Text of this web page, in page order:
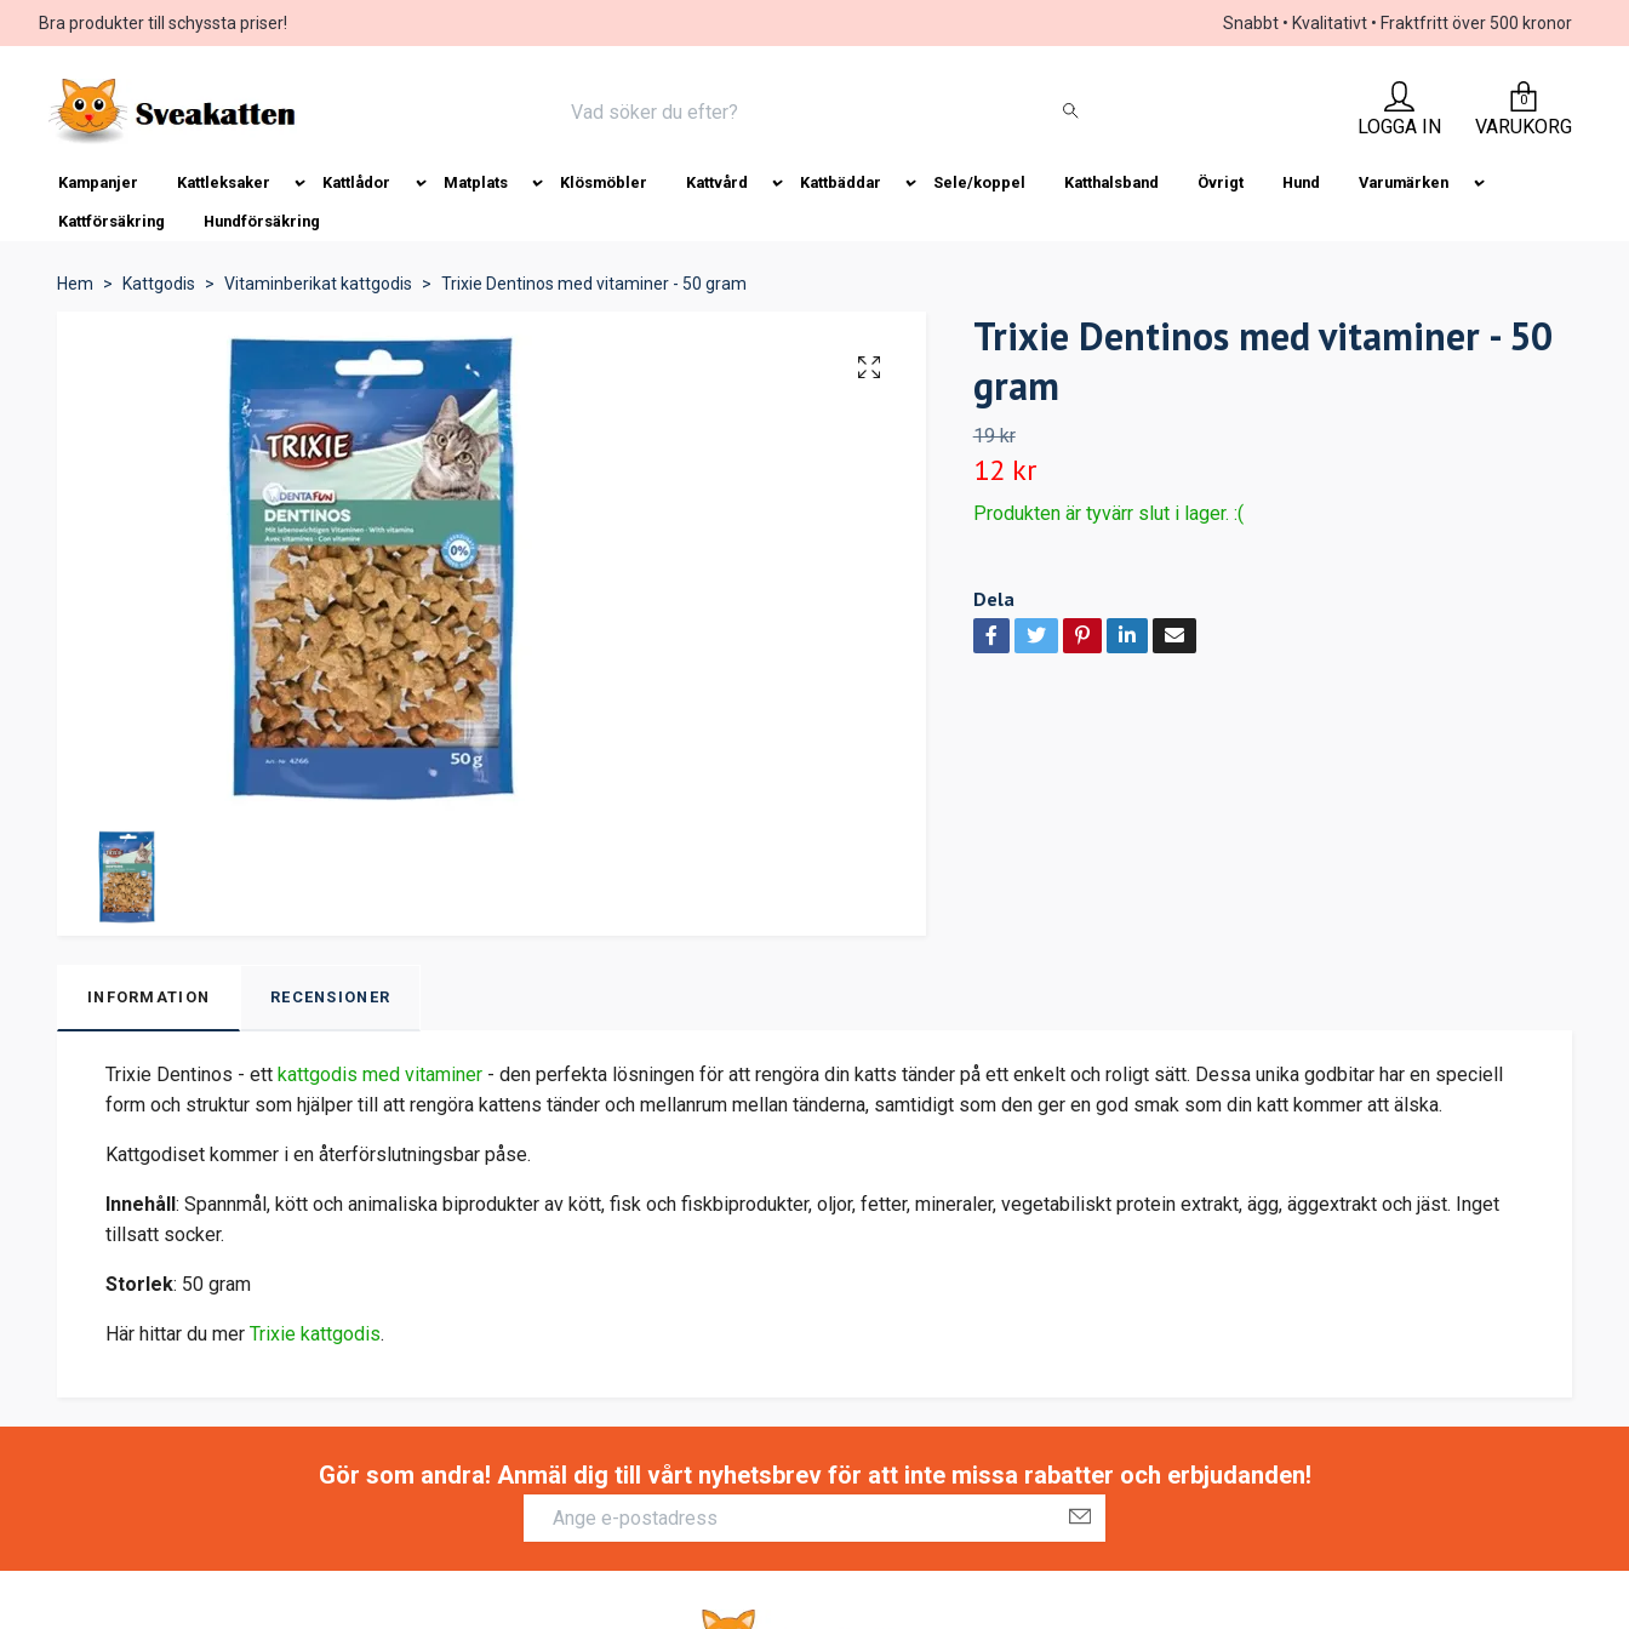
Bra produkter till schyssta priser! Snabbt • Kvalitativt • Fraktfritt över 500 kronor
LOGGA IN
0
VARUKORG
Kampanjer Kattleksaker Kattlådor Matplats Klösmöbler Kattvård Kattbäddar Sele/koppel Katthalsband Övrigt Hund Varumärken
Kattförsäkring Hundförsäkring
Hem Kattgodis Vitaminberikat kattgodis Trixie Dentinos med vitaminer - 50 gram
Trixie Dentinos med vitaminer - 50
gram
19 kr
12 kr
Produkten är tyvärr slut i lager. :(
Dela
INFORMATION RECENSIONER
Trixie Dentinos - ett kattgodis med vitaminer - den perfekta lösningen för att rengöra din katts tänder på ett enkelt och roligt sätt. Dessa unika godbitar har en speciell
form och struktur som hjälper till att rengöra kattens tänder och mellanrum mellan tänderna, samtidigt som den ger en god smak som din katt kommer att älska.
Kattgodiset kommer i en återförslutningsbar påse.
Innehåll: Spannmål, kött och animaliska biprodukter av kött, fisk och fiskbiprodukter, oljor, fetter, mineraler, vegetabiliskt protein extrakt, ägg, äggextrakt och jäst. Inget
tillsatt socker.
Storlek: 50 gram
Här hittar du mer Trixie kattgodis.
Gör som andra! Anmäl dig till vårt nyhetsbrev för att inte missa rabatter och erbjudanden!